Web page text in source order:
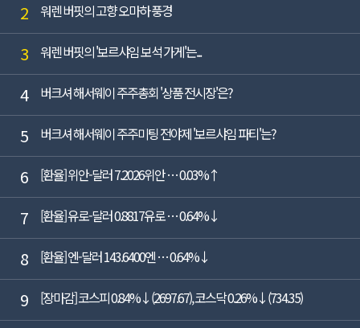
2 워렌 버핏의 고향 오마하 풍경
3 워렌 버핏의 '보르샤임 보석 가게'는...
4 버크셔 해서웨이 주주총회 '상품 전시장'은?
5 버크셔 해서웨이 주주미팅 전야제 '보르샤임 파티'는?
6 [환율] 위안-달러 7.2026위안 … 0.03%↑
7 [환율] 유로-달러 0.8817유로 … 0.64%↓
8 [환율] 엔-달러 143.6400엔 … 0.64%↓
9 [장마감] 코스피 0.84%↓(2697.67), 코스닥 0.26%↓(734.35)